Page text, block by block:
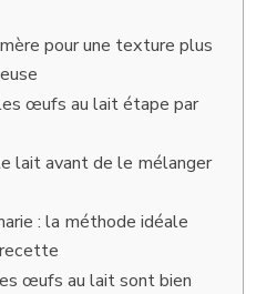
pour une texture plus
œufs au lait étape par
lait avant de le mélanger
: la méthode idéale
œufs au lait sont bien